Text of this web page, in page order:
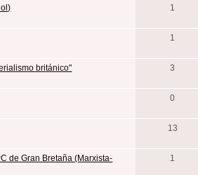
1
1
británico" 3
0
13
de Gran Bretaña (Marxista-
1